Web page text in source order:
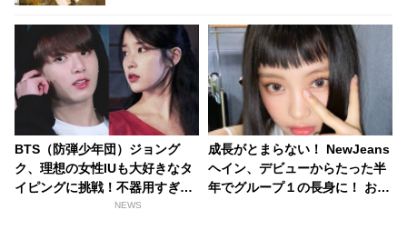
BTS（防弾少年団）ジョング
ク、理想の女性IUも大好きなタ
イピングに挑戦！不器用すぎる
「ASMR」が話題に…ついに苦
NEWS
成長がとまらない！ NewJeans
ヘイン、デビューからたった半
年でグループ１の長身に！ おそ